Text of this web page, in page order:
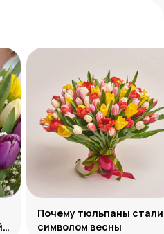
Почему тюльпаны стали
символом весны